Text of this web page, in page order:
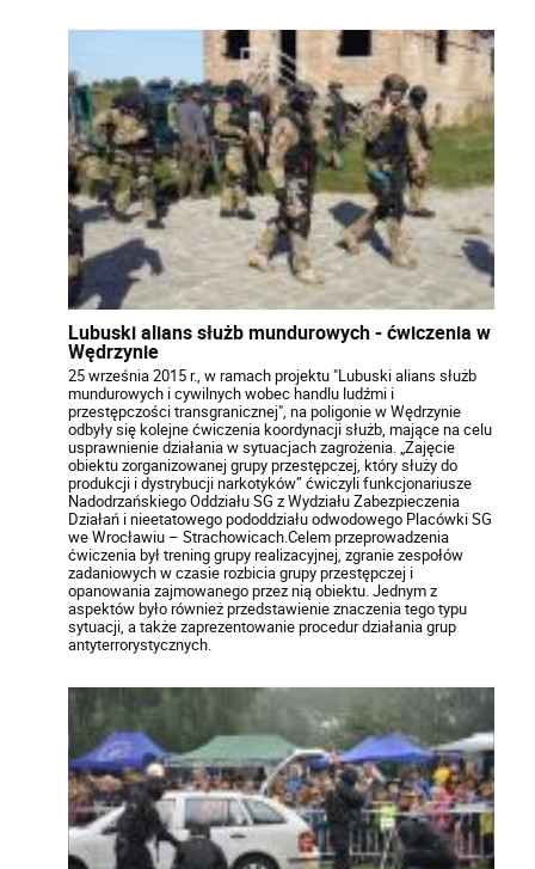
Lubuski alians służb mundurowych - ćwiczenia w
Wędrzynie
25 września 2015 r., w ramach projektu "Lubuski alians służb
mundurowych i cywilnych wobec handlu ludźmi i
przestępczości transgranicznej", na poligonie w Wędrzynie
odbyły się kolejne ćwiczenia koordynacji służb, mające na celu
usprawnienie działania w sytuacjach zagrożenia. „Zajęcie
obiektu zorganizowanej grupy przestępczej, który służy do
produkcji i dystrybucji narkotyków” ćwiczyli funkcjonariusze
Nadodrzańskiego Oddziału SG z Wydziału Zabezpieczenia
Działań i nieetatowego pododdziału odwodowego Placówki SG
we Wrocławiu – Strachowicach.Celem przeprowadzenia
ćwiczenia był trening grupy realizacyjnej, zgranie zespołów
zadaniowych w czasie rozbicia grupy przestępczej i
opanowania zajmowanego przez nią obiektu. Jednym z
aspektów było również przedstawienie znaczenia tego typu
sytuacji, a także zaprezentowanie procedur działania grup
antyterrorystycznych.